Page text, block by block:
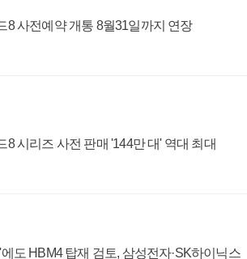
8 사전예약 개통 8월31일까지 연장
8 시리즈 사전 판매 '144만 대' 역대 최대
도 HBM4 탑재 검토, 삼성전자·SK하이닉스